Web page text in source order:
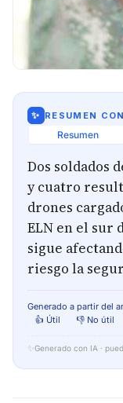
✨ RESUMEN
Resumen
Dos soldados
y cuatro
drones
ELN en el sur
sigue
riesgo la
Generado a partir del
👍 Útil
👎 No útil
✨ Generado con IA ·